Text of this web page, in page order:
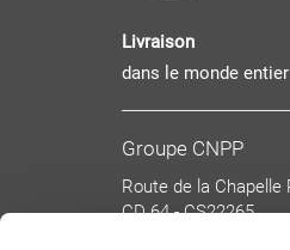
Livraison
dans le monde entier
Groupe CNPP
Route de la Chapelle
CD 64 - CS22265